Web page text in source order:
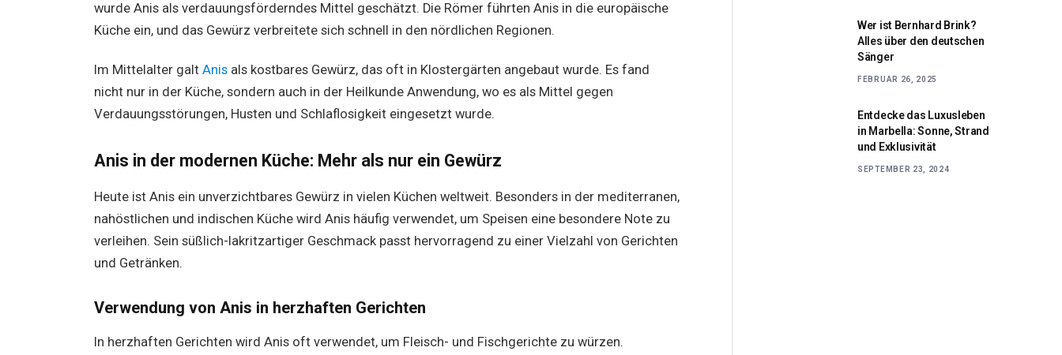
wurde Anis als verdauungsförderndes Mittel geschätzt. Die Römer führten Anis in die europäische
Küche ein, und das Gewürz verbreitete sich schnell in den nördlichen Regionen.
Im Mittelalter galtAnisals kostbares Gewürz, das oft in Klostergärten angebaut wurde. Es fand
nicht nur in der Küche, sondern auch in der Heilkunde Anwendung, wo es als Mittel gegen
Verdauungsstörungen, Husten und Schlaflosigkeit eingesetzt wurde.
Anis in der modernen Küche: Mehr als nur ein Gewürz
Heute ist Anis ein unverzichtbares Gewürz in vielen Küchen weltweit. Besonders in der mediterranen,
nahöstlichen und indischen Küche wird Anis häufig verwendet, um Speisen eine besondere Note zu
verleihen. Sein süßlich-lakritzartiger Geschmack passt hervorragend zu einer Vielzahl von Gerichten
und Getränken.
Verwendung von Anis in herzhaften Gerichten
In herzhaften Gerichten wird Anis oft verwendet, um Fleisch- und Fischgerichte zu würzen.
Wer ist Bernhard Brink?
Alles über den deutschen
Sänger
FEBRUAR 26, 2025
Entdecke das Luxusleben
in Marbella: Sonne, Strand
und Exklusivität
SEPTEMBER 23, 2024